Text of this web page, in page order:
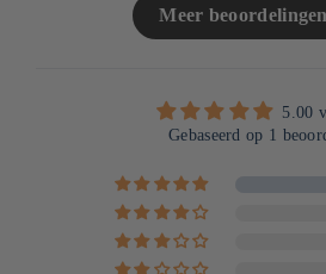
Meer
5.00
Gebaseerd op 1